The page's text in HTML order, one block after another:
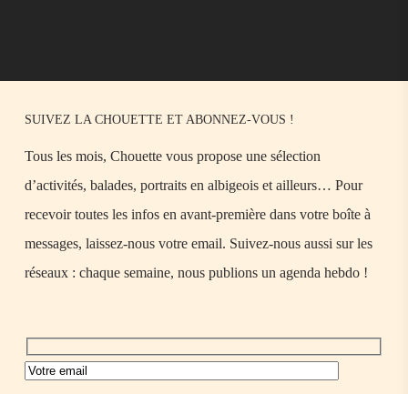
SUIVEZ LA CHOUETTE ET ABONNEZ-VOUS !
Tous les mois, Chouette vous propose une sélection
d’activités, balades, portraits en albigeois et ailleurs… Pour
recevoir toutes les infos en avant-première dans votre boîte à
messages, laissez-nous votre email. Suivez-nous aussi sur les
réseaux : chaque semaine, nous publions un agenda hebdo !